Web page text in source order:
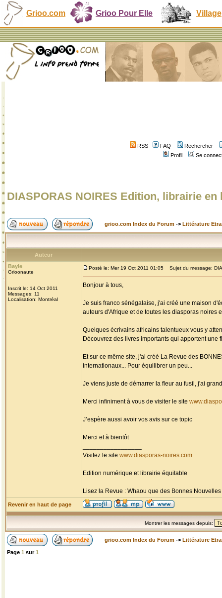
Grioo.com Grioo Pour Elle Village
RSS FAQ
Rechercher
Profil
Se
DIASPORAS NOIRES Edition, librairie en
grioo.com Index du Forum -> Littérature
Auteur
Bayle
Grioonaute
Inscrit le: 14 Oct 2011
Messages: 11
Localisation: Montréal
Posté le: Mer 19 Oct 2011 01:05 Sujet du message:
Bonjour à tous,
Je suis franco sénégalaise, j'ai créé une maison
auteurs d'Afrique et de toutes les diasporas noires
Quelques écrivains africains talentueux vous y
Découvrez des livres importants qui apportent
Et sur ce même site, j'ai créé La Revue des
internationaux... Pour équilibrer un peu...
Je viens juste de démarrer la fleur au fusil, j'ai
Merci infiniment à vous de visiter le site
J’espère aussi avoir vos avis sur ce topic
Merci et à bientôt
Visitez le site www.diasporas-noires.com
Edition numérique et librairie équitable
Lisez la Revue : Whaou que des Bonnes
Revenir en haut de page
Montrer les messages depuis:
grioo.com Index du Forum -> Littérature
Page 1 sur1